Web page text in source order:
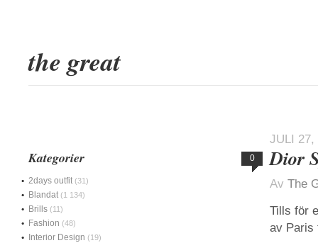
the great
JULI 27,
0 Dior
Av The
Tills för
av Paris
Kategorier
2days outfit (31)
Blandat (1 134)
Brills (11)
Fashion (48)
Interior Design (19)